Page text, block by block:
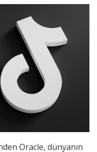
Oracle, dünyanın